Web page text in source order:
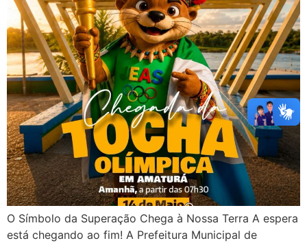
O Símbolo da Superação Chega à Nossa Terra A espera
está chegando ao fim! A Prefeitura Municipal de